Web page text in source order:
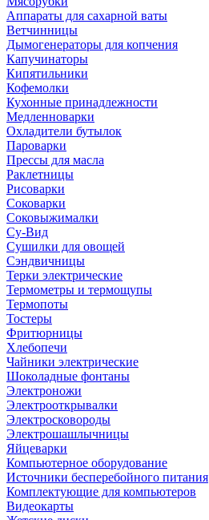
Аппараты для сахарной ваты
Ветчинницы
Дымогенераторы для копчения
Капучинаторы
Кипятильники
Кофемолки
Кухонные принадлежности
Медленноварки
Охладители бутылок
Пароварки
Прессы для масла
Раклетницы
Рисоварки
Соковарки
Соковыжималки
Су-Вид
Сушилки для овощей
Сэндвичницы
Терки электрические
Термометры и термощупы
Термопоты
Тостеры
Фритюрницы
Хлебопечи
Чайники электрические
Шоколадные фонтаны
Электроножи
Электрооткрывалки
Электросковороды
Электрошашлычницы
Яйцеварки
Компьютерное оборудование
Источники бесперебойного питания
Комплектующие для компьютеров
Видеокарты